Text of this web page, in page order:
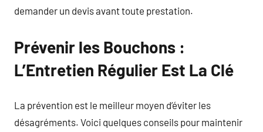
demander un devis avant toute prestation.
Prévenir les Bouchons :
L’Entretien Régulier Est La Clé
La prévention est le meilleur moyen d’éviter les
désagréments. Voici quelques conseils pour maintenir